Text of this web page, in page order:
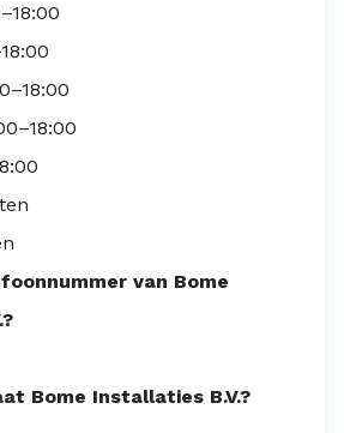
van Bome
Bome Installaties B.V.?